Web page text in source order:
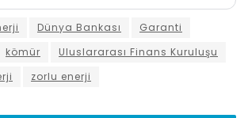
Dünya Bankası
Garanti
kömür
Uluslararası Finans Kuruluşu
zorlu enerji